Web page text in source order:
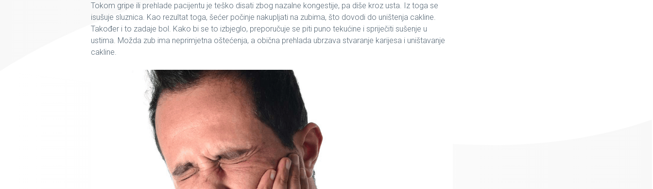
Tokom gripe ili prehlade pacijentu je teško disati zbog nazalne kongestije, pa diše kroz usta. Iz toga se
isušuje sluznica. Kao rezultat toga, šećer počinje nakupljati na zubima, što dovodi do uništenja cakline.
Također i to zadaje bol. Kako bi se to izbjeglo, preporučuje se piti puno tekućine i spriječiti sušenje u
ustima. Možda zub ima neprimjetna oštećenja, a obična prehlada ubrzava stvaranje karijesa i uništavanje
cakline.